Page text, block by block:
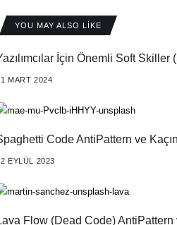
YOU MAY ALSO LIKE
İçin Önemli Soft
MART 2024
Code AntiPattern ve
EYLÜL 2023
Flow (Dead Code) AntiPattern